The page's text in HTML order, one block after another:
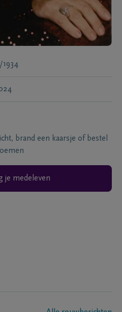
brand een kaarsje of bestel
je medeleven